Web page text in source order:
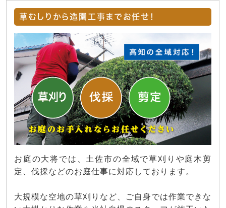
草むしりから造園工事までお任せ！
お庭の大将では、土佐市の全域で草刈りや庭木剪
定、伐採などのお庭仕事に対応しております。
大規模な空地の草刈りなど、ご自身では作業できな